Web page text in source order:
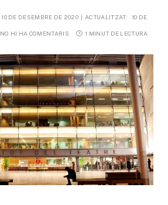
10 DE DESEMBRE DE 2020 ACTUALITZAT: 10 DE
NO HI HA COMENTARIS 1 MINUT DE LECTURA